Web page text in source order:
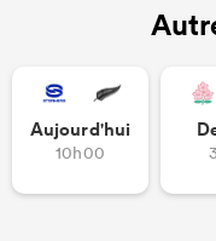
Aujourd'hui
10h00